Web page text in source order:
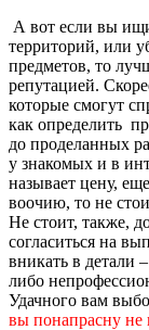
А вот если вы
территорий, или
предметов, то
репутацией.
которые смогут
как определить
до проделанных
у знакомых и в
называет цену,
воочию, то не
Не стоит, также,
согласиться на
вникать в детали
либо
Удачного вам
вы понапрасну не